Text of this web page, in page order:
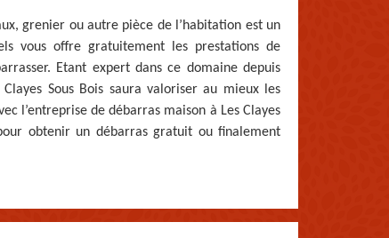
grenier ou autre pièce de l’habitation est un
vous offre gratuitement les prestations de
Etant expert dans ce domaine depuis
Sous Bois saura valoriser au mieux les
l’entreprise de débarras maison à Les Clayes
obtenir un débarras gratuit ou finalement